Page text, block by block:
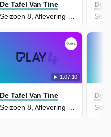
De Tafel Van Tine
Seizoen 8, Aflevering 52
1:07:10
De Tafel Van Tine
De
De